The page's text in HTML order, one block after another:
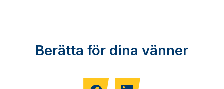
Berätta för dina vänner